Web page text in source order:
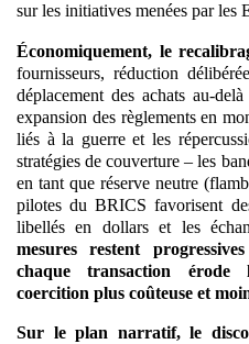
sur les initiatives menées par les
Économiquement, le
fournisseurs, réduction
déplacement des achats au-
expansion des règlements en
liés à la guerre et les
stratégies de couverture – les
en tant que réserve neutre
pilotes du BRICS favorisent
libellés en dollars et les
mesures restent
chaque transaction érode
coercition plus coûteuse et
Sur le plan narratif, le